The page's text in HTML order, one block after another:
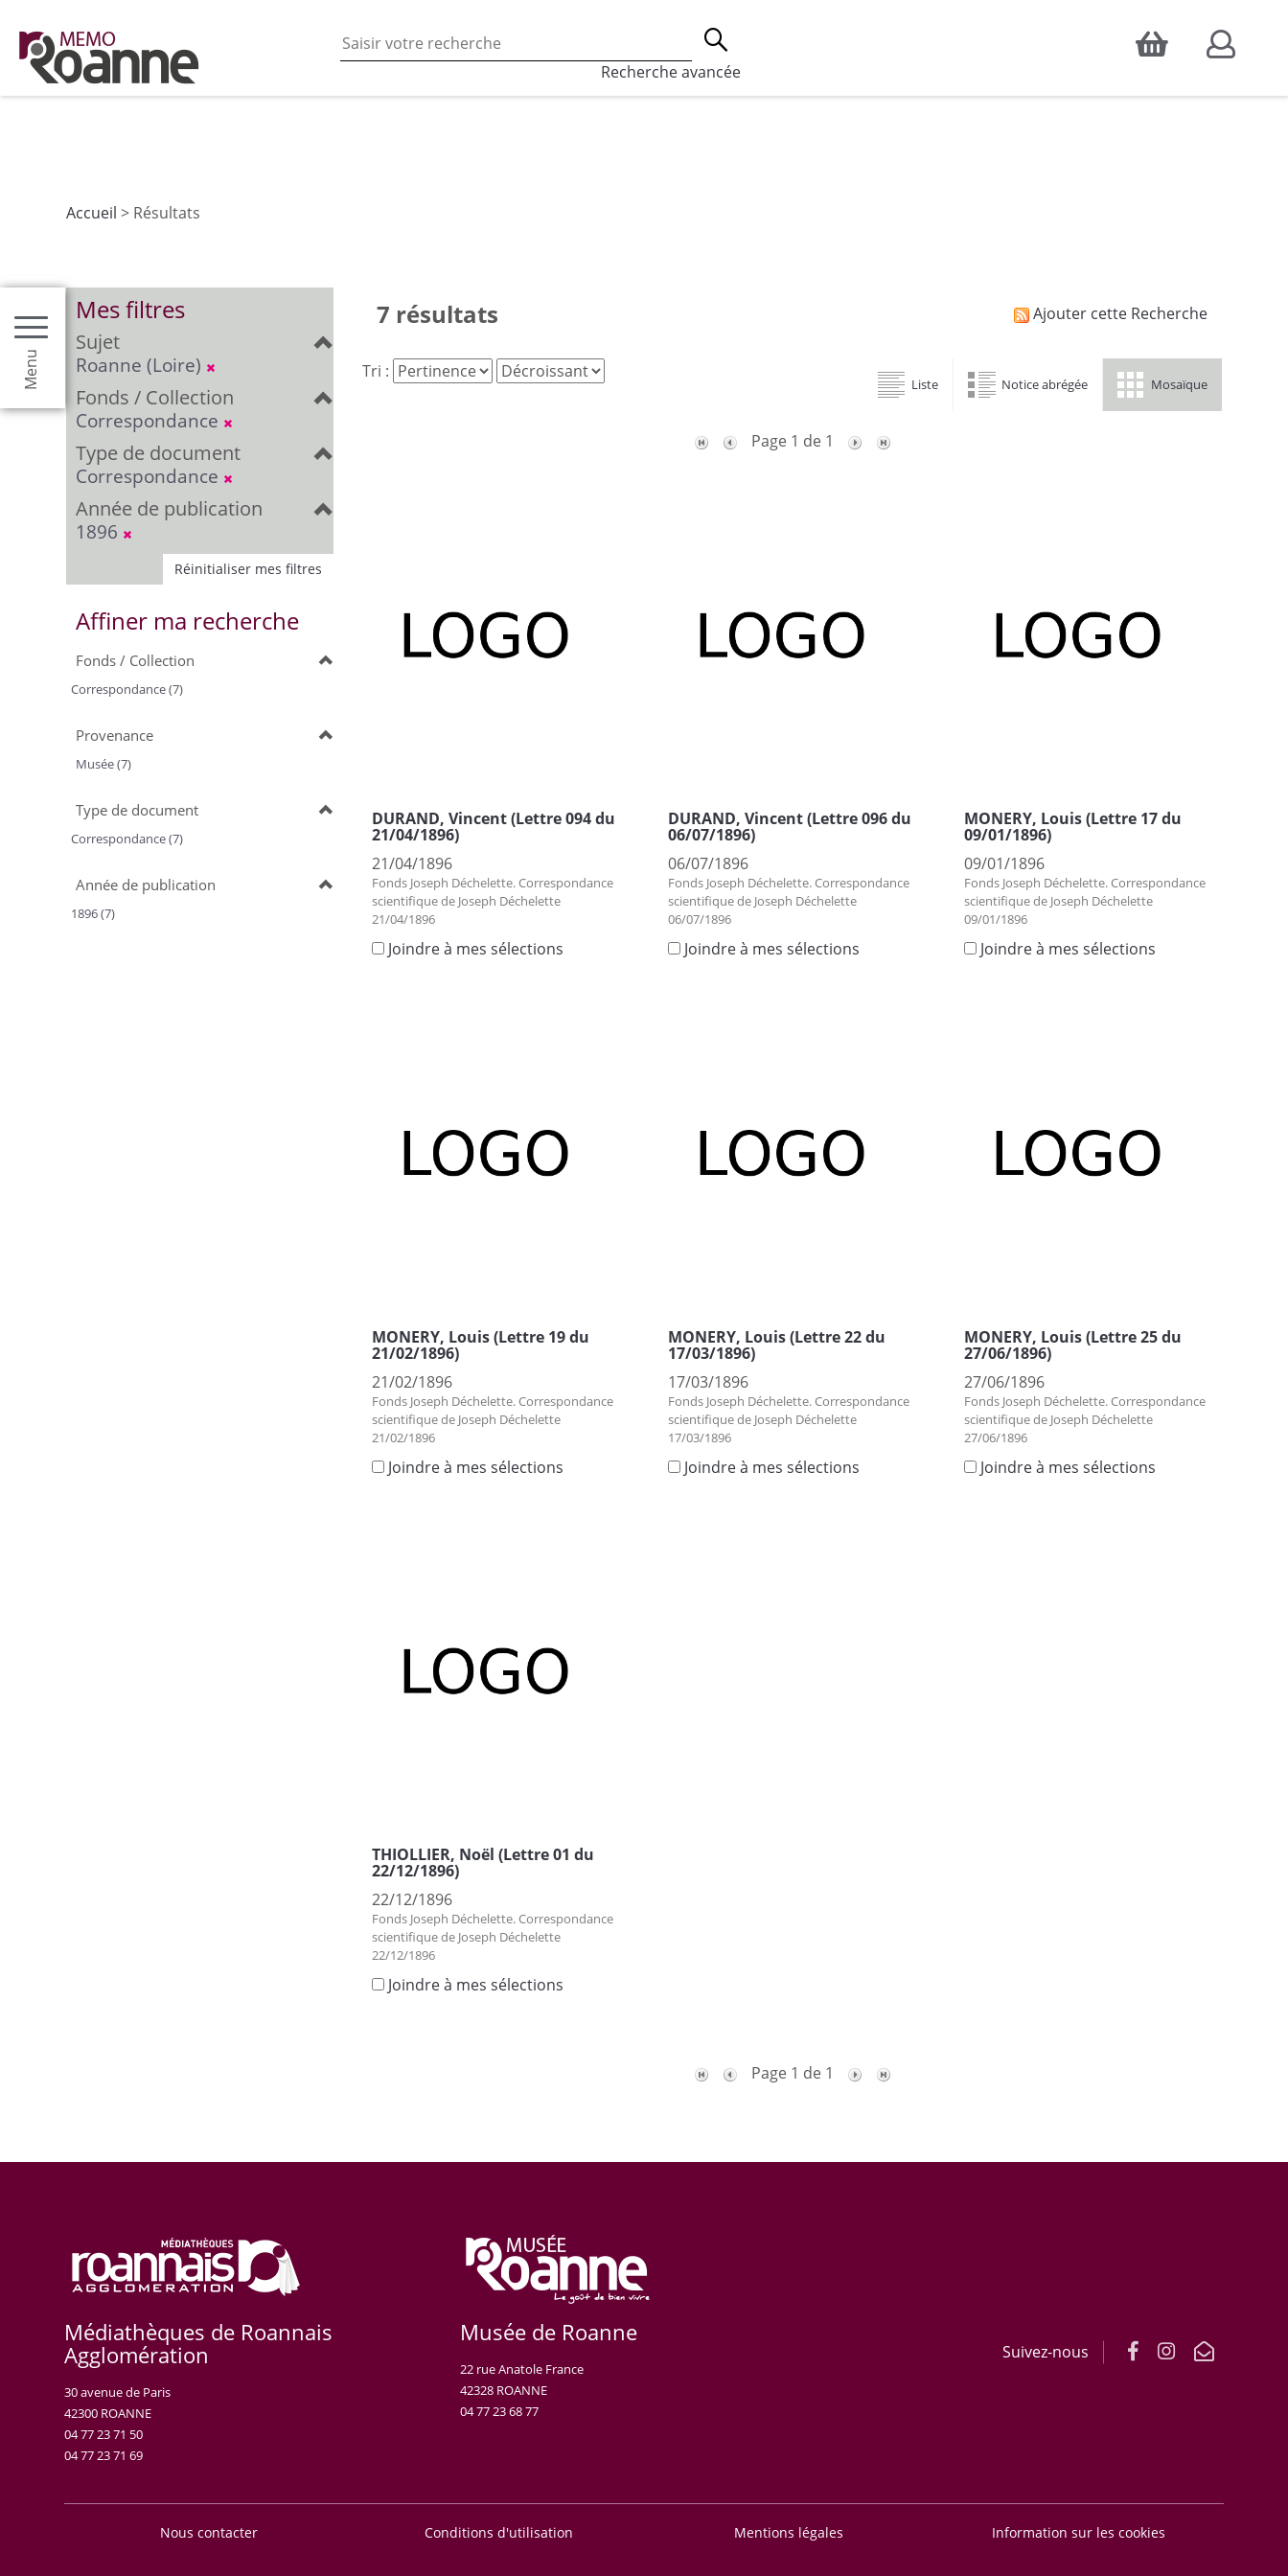
Accepter
En poursuivant votre navigation sur ce site vous acceptez l’utilisation des cookies, qui sont utilisés à des fins de statistiques d'audience, ainsi que pour
les fonctionnalités de partages de contenu sur les réseaux sociaux.
Recherche avancée
Menu
Accueil > Résultats
Mes filtres
Sujet
Roanne (Loire)
Fonds / Collection
Correspondance
Type de document
Correspondance
Année de publication
1896
Réinitialiser mes filtres
Affiner ma recherche
Fonds / Collection
Correspondance (7)
Provenance
Musée (7)
Type de document
Correspondance (7)
Année de publication
1896 (7)
7 résultats Ajouter cette Recherche
Tri :
Liste Notice abrégée Mosaïque
Page 1 de 1
DURAND, Vincent (Lettre 094 du
21/04/1896)
21/04/1896
Fonds Joseph Déchelette. Correspondance
scientifique de Joseph Déchelette
21/04/1896
Joindre à mes sélections
DURAND, Vincent (Lettre 096 du
06/07/1896)
06/07/1896
Fonds Joseph Déchelette. Correspondance
scientifique de Joseph Déchelette
06/07/1896
Joindre à mes sélections
MONERY, Louis (Lettre 17 du
09/01/1896)
09/01/1896
Fonds Joseph Déchelette. Correspondance
scientifique de Joseph Déchelette
09/01/1896
Joindre à mes sélections
MONERY, Louis (Lettre 19 du
21/02/1896)
21/02/1896
Fonds Joseph Déchelette. Correspondance
scientifique de Joseph Déchelette
21/02/1896
Joindre à mes sélections
MONERY, Louis (Lettre 22 du
17/03/1896)
17/03/1896
Fonds Joseph Déchelette. Correspondance
scientifique de Joseph Déchelette
17/03/1896
Joindre à mes sélections
MONERY, Louis (Lettre 25 du
27/06/1896)
27/06/1896
Fonds Joseph Déchelette. Correspondance
scientifique de Joseph Déchelette
27/06/1896
Joindre à mes sélections
THIOLLIER, Noël (Lettre 01 du
22/12/1896)
22/12/1896
Fonds Joseph Déchelette. Correspondance
scientifique de Joseph Déchelette
22/12/1896
Joindre à mes sélections
Page 1 de 1
Médiathèques de Roannais
Agglomération
30 avenue de Paris
42300 ROANNE
04 77 23 71 50
04 77 23 71 69
Musée de Roanne
22 rue Anatole France
42328 ROANNE
04 77 23 68 77
Suivez-nous
Nous contacter Conditions d'utilisation Mentions légales Information sur les cookies